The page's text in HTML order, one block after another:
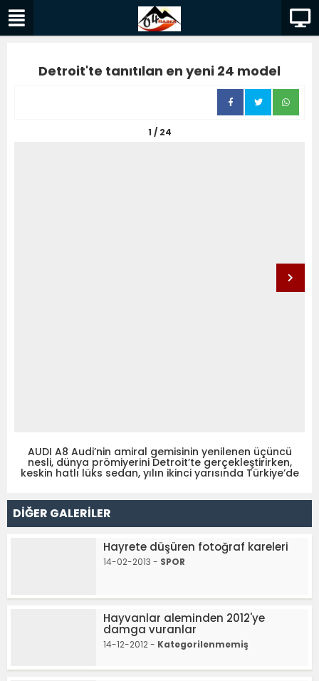
Detroit'te tanıtılan en yeni 24 model
1 / 24
AUDI A8 Audi’nin amiral gemisinin yenilenen üçüncü
nesli, dünya prömiyerini Detroit’te gerçekleştirirken,
keskin hatlı lüks sedan, yılın ikinci yarısında Türkiye’de
DİĞER GALERİLER
Hayrete düşüren fotoğraf kareleri
14-02-2013 - SPOR
Hayvanlar aleminden 2012'ye
damga vuranlar
14-12-2012 - Kategorilenmemiş